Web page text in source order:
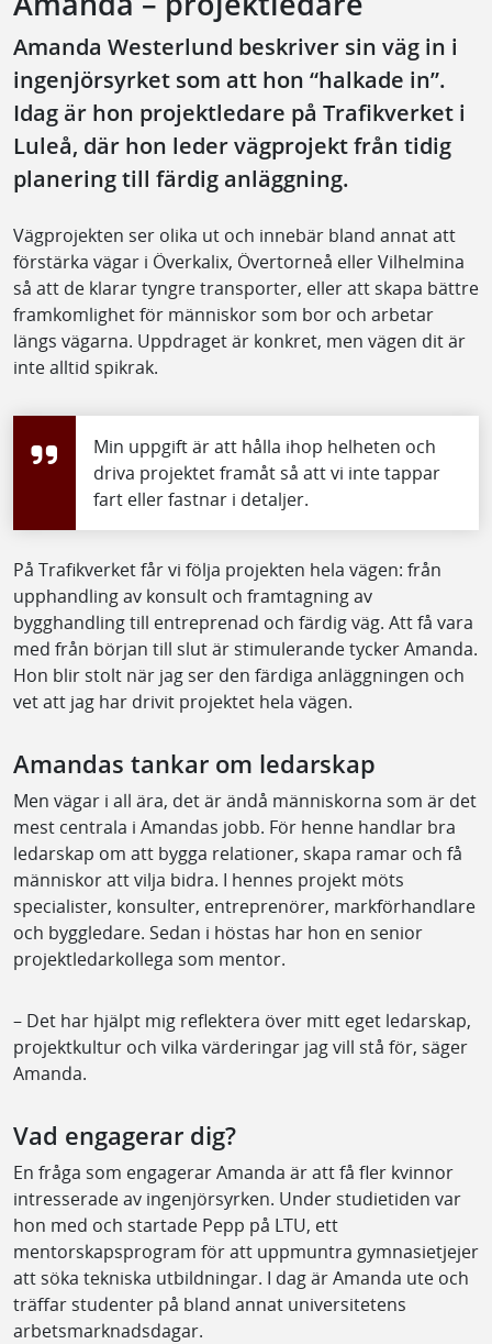
Amanda Westerlund beskriver sin väg in i
ingenjörsyrket som att hon “halkade in”.
Idag är hon projektledare på Trafikverket i
Luleå, där hon leder vägprojekt från tidig
planering till färdig anläggning.
Vägprojekten ser olika ut och innebär bland annat att
förstärka vägar i Överkalix, Övertorneå eller Vilhelmina
så att de klarar tyngre transporter, eller att skapa bättre
framkomlighet för människor som bor och arbetar
längs vägarna. Uppdraget är konkret, men vägen dit är
inte alltid spikrak.
Min uppgift är att hålla ihop helheten och
driva projektet framåt så att vi inte tappar
fart eller fastnar i detaljer.
På Trafikverket får vi följa projekten hela vägen: från
upphandling av konsult och framtagning av
bygghandling till entreprenad och färdig väg. Att få vara
med från början till slut är stimulerande tycker Amanda.
Hon blir stolt när jag ser den färdiga anläggningen och
vet att jag har drivit projektet hela vägen.
Amandas tankar om ledarskap
Men vägar i all ära, det är ändå människorna som är det
mest centrala i Amandas jobb. För henne handlar bra
ledarskap om att bygga relationer, skapa ramar och få
människor att vilja bidra. I hennes projekt möts
specialister, konsulter, entreprenörer, markförhandlare
och byggledare. Sedan i höstas har hon en senior
projektledarkollega som mentor.
– Det har hjälpt mig reflektera över mitt eget ledarskap,
projektkultur och vilka värderingar jag vill stå för, säger
Amanda.
Vad engagerar dig?
En fråga som engagerar Amanda är att få fler kvinnor
intresserade av ingenjörsyrken. Under studietiden var
hon med och startade Pepp på LTU, ett
mentorskapsprogram för att uppmuntra gymnasietjejer
att söka tekniska utbildningar. I dag är Amanda ute och
träffar studenter på bland annat universitetens
arbetsmarknadsdagar.